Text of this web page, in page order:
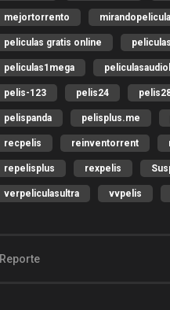
mejortorrento
peliculas gratis online
peliculas1mega
pelis-123 pelis24
pelispanda pelisplus.me
recpelis reinventorrent
repelisplus rexpelis
verpeliculasultra vvpelis
Reporte